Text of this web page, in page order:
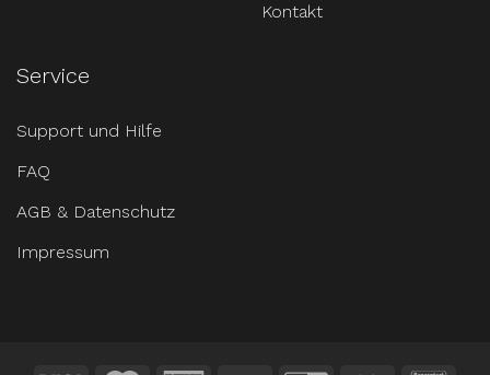
Kontakt
Service
Support und Hilfe
FAQ
AGB & Datenschutz
Impressum